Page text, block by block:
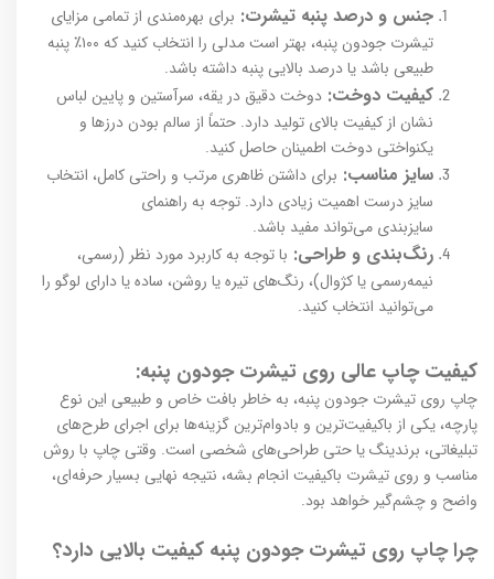
جنس و درصد پنبه تیشرت: برای بهره‌مندی از تمامی مزایای
تیشرت جودون پنبه‌، بهتر است مدلی را انتخاب کنید که ۱۰۰٪ پنبه
طبیعی باشد یا درصد بالایی پنبه داشته باشد.
کیفیت دوخت: دوخت دقیق در یقه، سرآستین و پایین لباس
نشان از کیفیت بالای تولید دارد. حتماً از سالم بودن درزها و
یکنواختی دوخت اطمینان حاصل کنید.
سایز مناسب: برای داشتن ظاهری مرتب و راحتی کامل، انتخاب
سایز درست اهمیت زیادی دارد. توجه به راهنمای
سایزبندی می‌تواند مفید باشد.
رنگ‌بندی و طراحی: با توجه به کاربرد مورد نظر (رسمی،
نیمه‌رسمی یا کژوال)، رنگ‌های تیره یا روشن، ساده یا دارای لوگو را
می‌توانید انتخاب کنید.
کیفیت چاپ عالی روی تیشرت جودون پنبه‌:
چاپ روی تیشرت جودون پنبه، به‌ خاطر بافت خاص و طبیعی این نوع
پارچه، یکی از باکیفیت‌ترین و بادوام‌ترین گزینه‌ها برای اجرای طرح‌های
تبلیغاتی، برندینگ یا حتی طراحی‌های شخصی است. وقتی چاپ با روش
مناسب و روی تیشرت باکیفیت انجام بشه، نتیجه نهایی بسیار حرفه‌ای،
واضح و چشم‌گیر خواهد بود.
چرا چاپ روی تیشرت جودون پنبه‌ کیفیت بالایی دارد؟